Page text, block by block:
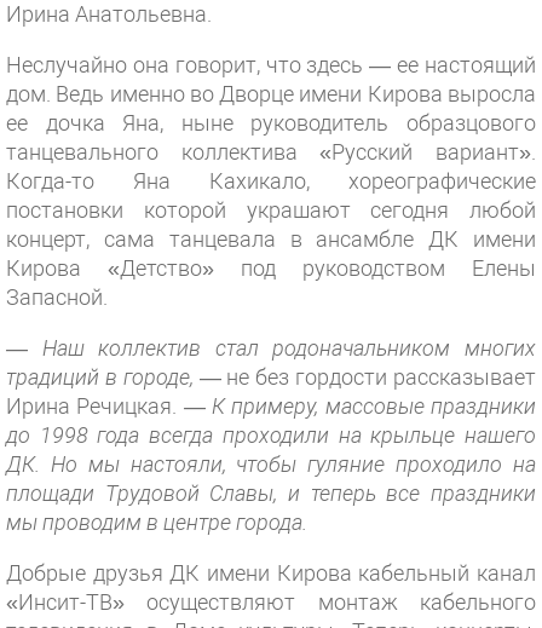
Ирина Анатольевна.
Неслучайно она говорит, что здесь — ее настоящий
дом. Ведь именно во Дворце имени Кирова выросла
ее дочка Яна, ныне руководитель образцового
танцевального коллектива «Русский вариант».
Когда-то Яна Кахикало, хореографические
постановки которой украшают сегодня любой
концерт, сама танцевала в ансамбле ДК имени
Кирова «Детство» под руководством Елены
Запасной.
— Наш коллектив стал родоначальником многих
традиций в городе, — не без гордости рассказывает
Ирина Речицкая. — К примеру, массовые праздники
до 1998 года всегда проходили на крыльце нашего
ДК. Но мы настояли, чтобы гуляние проходило на
площади Трудовой Славы, и теперь все праздники
мы проводим в центре города.
Добрые друзья ДК имени Кирова кабельный канал
«Инсит-ТВ» осуществляют монтаж кабельного